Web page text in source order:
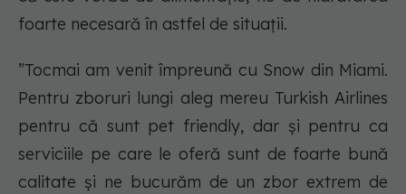
foarte necesară în astfel de situații.
”Tocmai am venit împreună cu Snow din Miami.
Pentru zboruri lungi aleg mereu Turkish Airlines
pentru că sunt pet friendly, dar și pentru ca
serviciile pe care le oferă sunt de foarte bună
calitate și ne bucurăm de un zbor extrem de